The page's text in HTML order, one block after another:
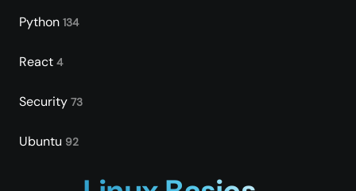
Python 134
React 4
Security 73
Ubuntu 92